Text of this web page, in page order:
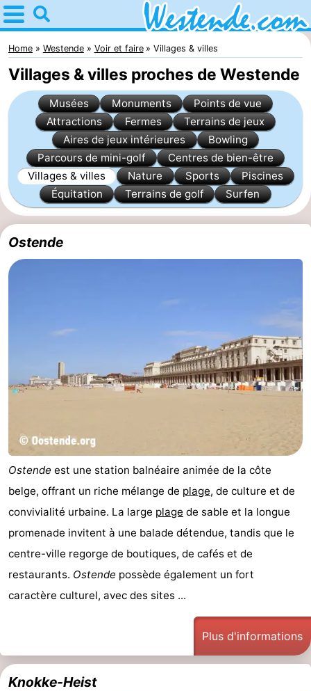
Home
Westende
Astuces
Avec
enfants
la
nuit
Appartements
Holiday
Suites
-
Holiday
Westende
Campings
Chaumières
Nieuwpoort
-
aan
zee
Westende
Hôtels
Last
minutes
Plages
Voir
et
Lieux
Home Westende Voir et faire Villages & villes
Villages & villes proches de Westende
Musées Monuments
Points de vue
Attractions
Fermes
Terrains de jeux
Aires de jeux intérieures
Bowling
Parcours de mini-golf
Centres de bien-être
Villages & villes
Nature Sports
Piscines
Équitation
Terrains de golf Surfen
Ostende
Ostende est une station balnéaire animée de la côte
belge, offrant un riche mélange de plage, de culture et de
convivialité urbaine. La large plage de sable et la longue
promenade invitent à une balade détendue, tandis que le
centre-ville regorge de boutiques, de cafés et de
restaurants. Ostende possède également un fort
caractère culturel, avec des sites ...
Plus d'informations
Knokke-Heist